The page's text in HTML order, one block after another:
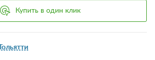
Купить в один клик